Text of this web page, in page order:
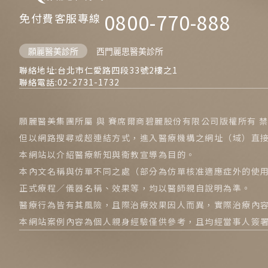
免付費客服專線 0800-770-888
願麗醫美診所 西門麗思醫美診所
聯絡地址:台北市仁愛路四段33號2樓之1
聯絡電話:02-2731-1732
願麗醫美集團所屬 與 賽席爾商碧麗股份有限公司版權所有
但以網路搜尋或超連結方式，進入醫療機構之網址（域）直
本網站以介紹醫療新知與衛教宣導為目的。
本內文名稱與仿單不同之處（部分為仿單核准適應症外的使
正式療程／儀器名稱、效果等，均以醫師親自說明為準。
醫療行為皆有其風險，且際治療效果因人而異，實際治療內
本網站案例內容為個人親身經驗僅供參考，且均經當事人簽